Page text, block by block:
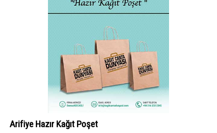
Arifiye Hazır Kağıt Poşet